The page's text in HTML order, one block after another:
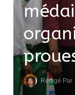
Rédigé Par